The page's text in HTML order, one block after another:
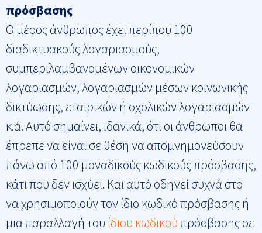
πρόσβασης
Ο μέσος άνθρωπος έχει περίπου 100
διαδικτυακούς λογαριασμούς,
συμπεριλαμβανομένων οικονομικών
λογαριασμών, λογαριασμών μέσων κοινωνικής
δικτύωσης, εταιρικών ή σχολικών λογαριασμών
κ.ά. Αυτό σημαίνει, ιδανικά, ότι οι άνθρωποι θα
έπρεπε να είναι σε θέση να απομνημονεύσουν
πάνω από 100 μοναδικούς κωδικούς πρόσβασης,
κάτι που δεν ισχύει. Και αυτό οδηγεί συχνά στο
να χρησιμοποιούν τον ίδιο κωδικό πρόσβασης ή
μια παραλλαγή του ίδιου κωδικούπρόσβασης σε